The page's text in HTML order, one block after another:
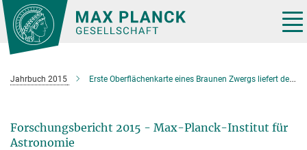
Hauptinhalt
Jahrbuch 2015 Erste Oberflächenkarte eines Braunen Zwergs liefert den fernsten Wetterbericht aller Zeiten
Forschungsbericht 2015 - Max-Planck-Institut für
Astronomie